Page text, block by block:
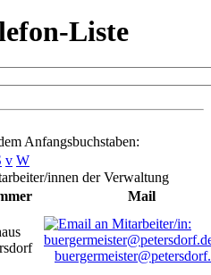
Liste
Anfangsbuchstaben:
v W
innen der Verwaltung
Mail